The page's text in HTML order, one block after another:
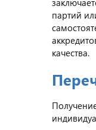
партий
качества.